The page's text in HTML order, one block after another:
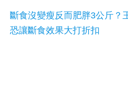
斷食沒變瘦反而肥胖3公斤？
恐讓斷食效果大打折扣